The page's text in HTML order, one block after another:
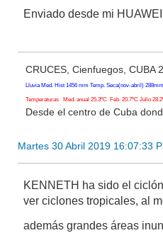
Enviado desde mi
CRUCES, Cienfuegos, CUBA
Lluvia Med. Hist 1456 mm Temp. Seca(nov-abril)
Temperaturas Med. anual 25.3ºC Feb. 20.7ºC Julio
Desde el centro de Cuba
Martes 30 Abril 2019 16:07:33
KENNETH ha sido el
ver ciclones tropicales, al
además grandes áreas